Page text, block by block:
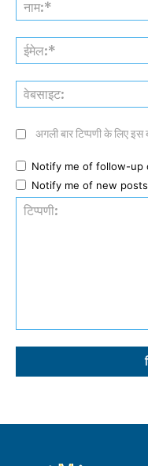
अगली बार टिप्पणी के लिए
Notify me of follow-up
Notify me of new